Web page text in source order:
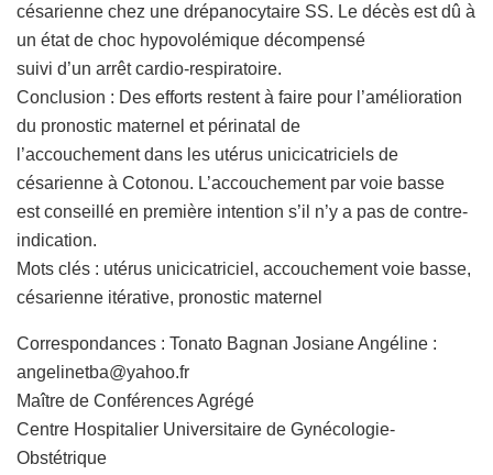
césarienne chez une drépanocytaire SS. Le décès est dû à
un état de choc hypovolémique décompensé
suivi d’un arrêt cardio-respiratoire.
Conclusion : Des efforts restent à faire pour l’amélioration
du pronostic maternel et périnatal de
l’accouchement dans les utérus unicicatriciels de
césarienne à Cotonou. L’accouchement par voie basse
est conseillé en première intention s’il n’y a pas de contre-
indication.
Mots clés : utérus unicicatriciel, accouchement voie basse,
césarienne itérative, pronostic maternel
Correspondances : Tonato Bagnan Josiane Angéline :
angelinetba@yahoo.fr
Maître de Conférences Agrégé
Centre Hospitalier Universitaire de Gynécologie-
Obstétrique